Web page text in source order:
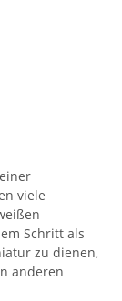
viele
Schritt als
zu dienen,
anderen